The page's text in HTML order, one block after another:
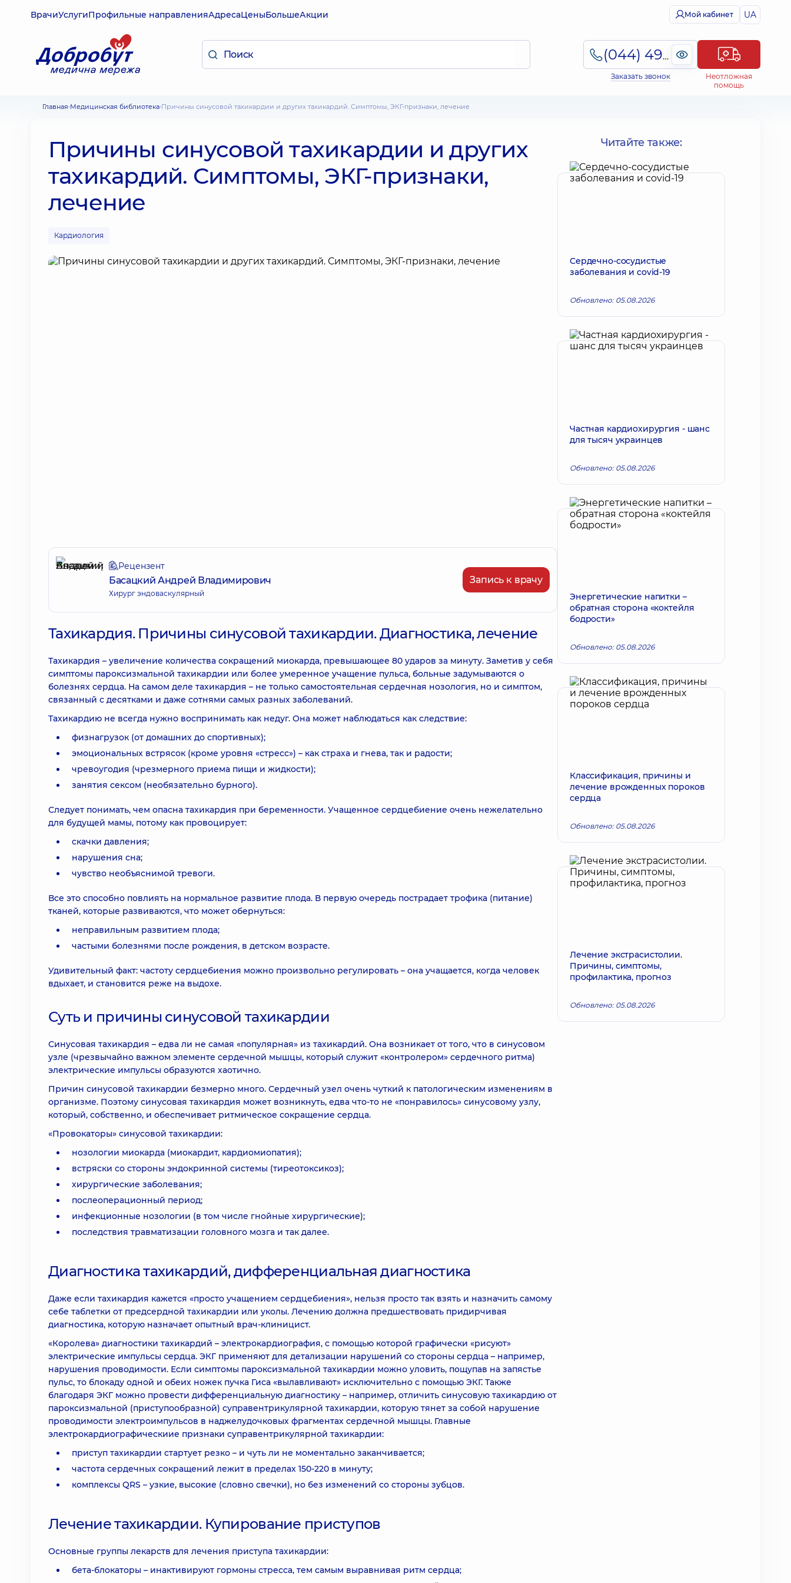
ВрачиУслугиПрофильные направленияАдресаЦеныБольшеАкции Мой кабинет UA
(044) 495-2-888
Заказать звонок
Неотложная
помощь
Главная Медицинская библиотека Причины синусовой тахикардии и других тахикардий. Симптомы, ЭКГ-признаки, лечение
Причины синусовой тахикардии и других
тахикардий. Симптомы, ЭКГ-признаки,
лечение
Кардиология
Рецензент
Басацкий Андрей Владимирович
Хирург эндоваскулярный
Запись к врачу
Тахикардия. Причины синусовой тахикардии. Диагностика, лечение
Тахикардия – увеличение количества сокращений миокарда, превышающее 80 ударов за минуту. Заметив у себя
симптомы пароксизмальной тахикардии или более умеренное учащение пульса, больные задумываются о
болезнях сердца. На самом деле тахикардия – не только самостоятельная сердечная нозология, но и симптом,
связанный с десятками и даже сотнями самых разных заболеваний.
Тахикардию не всегда нужно воспринимать как недуг. Она может наблюдаться как следствие:
физнагрузок (от домашних до спортивных);
эмоциональных встрясок (кроме уровня «стресс») – как страха и гнева, так и радости;
чревоугодия (чрезмерного приема пищи и жидкости);
занятия сексом (необязательно бурного).
Следует понимать, чем опасна тахикардия при беременности. Учащенное сердцебиение очень нежелательно
для будущей мамы, потому как провоцирует:
скачки давления;
нарушения сна;
чувство необъяснимой тревоги.
Все это способно повлиять на нормальное развитие плода. В первую очередь пострадает трофика (питание)
тканей, которые развиваются, что может обернуться:
неправильным развитием плода;
частыми болезнями после рождения, в детском возрасте.
Удивительный факт: частоту сердцебиения можно произвольно регулировать – она учащается, когда человек
вдыхает, и становится реже на выдохе.
Суть и причины синусовой тахикардии
Синусовая тахикардия – едва ли не самая «популярная» из тахикардий. Она возникает от того, что в синусовом
узле (чрезвычайно важном элементе сердечной мышцы, который служит «контролером» сердечного ритма)
электрические импульсы образуются хаотично.
Причин синусовой тахикардии безмерно много. Сердечный узел очень чуткий к патологическим изменениям в
организме. Поэтому синусовая тахикардия может возникнуть, едва что-то не «понравилось» синусовому узлу,
который, собственно, и обеспечивает ритмическое сокращение сердца.
«Провокаторы» синусовой тахикардии:
нозологии миокарда (миокардит, кардиомиопатия);
встряски со стороны эндокринной системы (тиреотоксикоз);
хирургические заболевания;
послеоперационный период;
инфекционные нозологии (в том числе гнойные хирургические);
последствия травматизации головного мозга и так далее.
Диагностика тахикардий, дифференциальная диагностика
Даже если тахикардия кажется «просто учащением сердцебиения», нельзя просто так взять и назначить самому
себе таблетки от предсердной тахикардии или уколы. Лечению должна предшествовать придирчивая
диагностика, которую назначает опытный врач-клиницист.
«Королева» диагностики тахикардий – электрокардиография, с помощью которой графически «рисуют»
электрические импульсы сердца. ЭКГ применяют для детализации нарушений со стороны сердца – например,
нарушения проводимости. Если симптомы пароксизмальной тахикардии можно уловить, пощупав на запястье
пульс, то блокаду одной и обеих ножек пучка Гиса «вылавливают» исключительно с помощью ЭКГ. Также
благодаря ЭКГ можно провести дифференциальную диагностику – например, отличить синусовую тахикардию от
пароксизмальной (приступообразной) суправентрикулярной тахикардии, которую тянет за собой нарушение
проводимости электроимпульсов в наджелудочковых фрагментах сердечной мышцы. Главные
электрокардиографическиие признаки суправентрикулярной тахикардии:
приступ тахикардии стартует резко – и чуть ли не моментально заканчивается;
частота сердечных сокращений лежит в пределах 150-220 в минуту;
комплексы QRS – узкие, высокие (словно свечки), но без изменений со стороны зубцов.
Лечение тахикардии. Купирование приступов
Основные группы лекарств для лечения приступа тахикардии:
бета-блокаторы – инактивируют гормоны стресса, тем самым выравнивая ритм сердца;
Читайте также:
Сердечно-сосудистые
заболевания и covid-19
Обновлено: 05.08.2026
Частная кардиохирургия - шанс
для тысяч украинцев
Обновлено: 05.08.2026
Энергетические напитки –
обратная сторона «коктейля
бодрости»
Обновлено: 05.08.2026
Классификация, причины и
лечение врожденных пороков
сердца
Обновлено: 05.08.2026
Лечение экстрасистолии.
Причины, симптомы,
профилактика, прогноз
Обновлено: 05.08.2026